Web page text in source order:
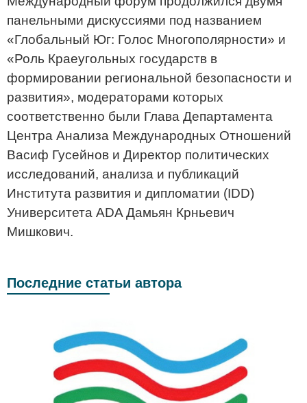
панельными дискуссиями под названием
«Глобальный Юг: Голос Многополярности» и
«Роль Краеугольных государств в
формировании региональной безопасности и
развития», модераторами которых
соответственно были Глава Департамента
Центра Анализа Международных Отношений
Васиф Гусейнов и Директор политических
исследований, анализа и публикаций
Института развития и дипломатии (IDD)
Университета ADA Дамьян Крньевич
Мишкович.
Последние статьи автора